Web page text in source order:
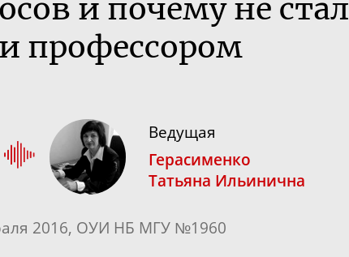
и почему не стал
профессором
Ведущая
Герасименко
Татьяна Ильинична
2016, ОУИ НБ МГУ №1960